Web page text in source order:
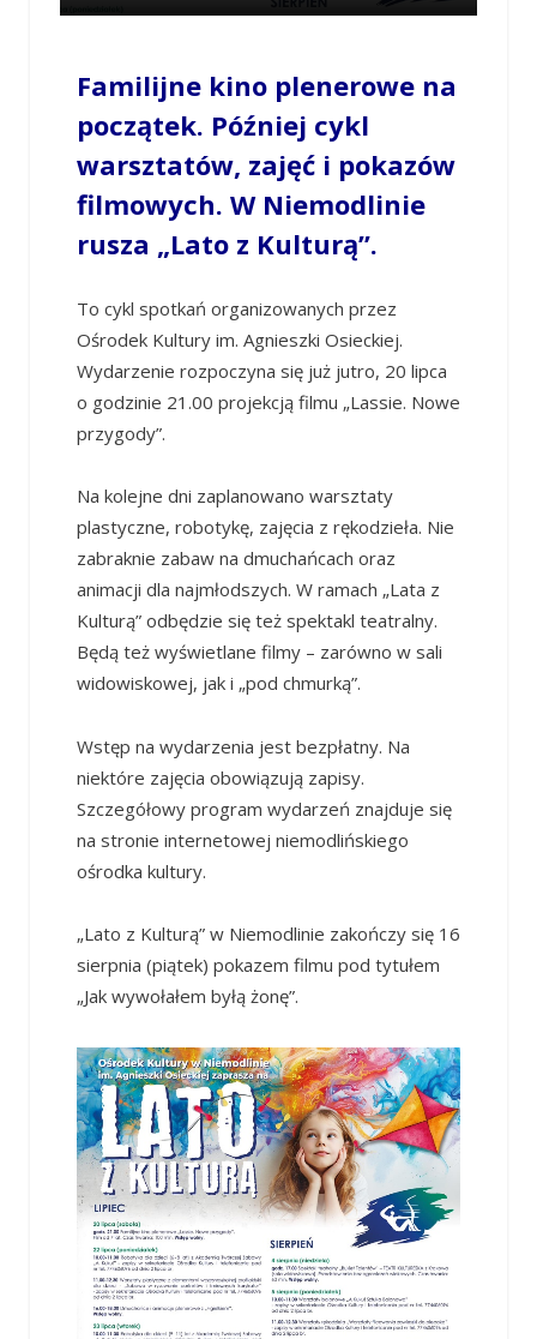
Familijne kino plenerowe na
początek. Później cykl
warsztatów, zajęć i pokazów
filmowych. W Niemodlinie
rusza „Lato z Kulturą”.
To cykl spotkań organizowanych przez
Ośrodek Kultury im. Agnieszki Osieckiej.
Wydarzenie rozpoczyna się już jutro, 20 lipca
o godzinie 21.00 projekcją filmu „Lassie. Nowe
przygody”.
Na kolejne dni zaplanowano warsztaty
plastyczne, robotykę, zajęcia z rękodzieła. Nie
zabraknie zabaw na dmuchańcach oraz
animacji dla najmłodszych. W ramach „Lata z
Kulturą” odbędzie się też spektakl teatralny.
Będą też wyświetlane filmy – zarówno w sali
widowiskowej, jak i „pod chmurką”.
Wstęp na wydarzenia jest bezpłatny. Na
niektóre zajęcia obowiązują zapisy.
Szczegółowy program wydarzeń znajduje się
na stronie internetowej niemodlińskiego
ośrodka kultury.
„Lato z Kulturą” w Niemodlinie zakończy się 16
sierpnia (piątek) pokazem filmu pod tytułem
„Jak wywołałem byłą żonę”.